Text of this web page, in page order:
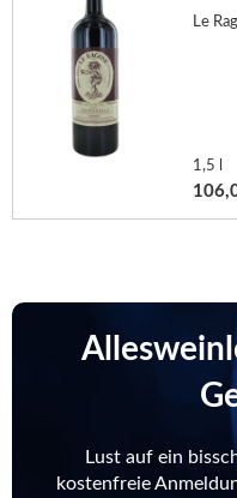
Le
1,5 l
Lust auf ein
kostenfreie